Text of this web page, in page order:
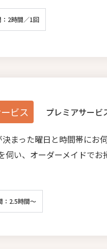
：2時間／1回
ビス プレミアサービ
まった曜日と時間帯にお
伺い、オーダーメイドでお
：2.5時間～